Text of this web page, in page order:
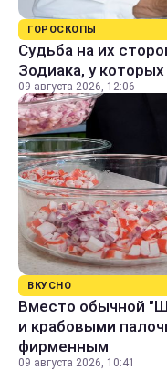
ГОРОСКОПЫ
Судьба на их
Зодиака, у
09 августа 2026, 12:06
ВКУСНО
Вместо обычной
и крабовыми
фирменным
09 августа 2026, 10:41